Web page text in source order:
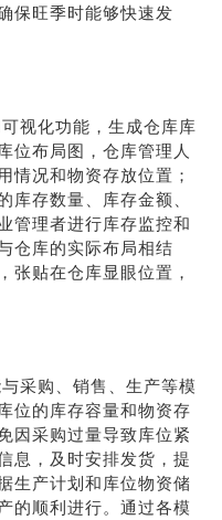
保旺季时能够快速发
视化功能，生成仓库库
位布局图，仓库管理人
情况和物资存放位置；
库存数量、库存金额、
管理者进行库存监控和
仓库的实际布局相结
张贴在仓库显眼位置，
采购、销售、生产等模
位的库存容量和物资存
因采购过量导致库位紧
息，及时安排发货，提
生产计划和库位物资储
的顺利进行。通过各模